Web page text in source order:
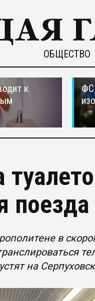
ОБЩЕСТВО
к
в
на